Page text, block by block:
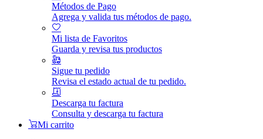
Métodos de Pago
Agrega y valida tus métodos de pago.
Mi lista de Favoritos
Guarda y revisa tus productos
Sigue tu pedido
Revisa el estado actual de tu pedido.
Descarga tu factura
Consulta y descarga tu factura
Mi carrito